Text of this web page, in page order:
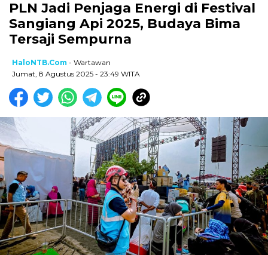
PLN Jadi Penjaga Energi di Festival
Sangiang Api 2025, Budaya Bima
Tersaji Sempurna
HaloNTB.com - Wartawan
Jumat, 8 Agustus 2025 - 23:49 WITA